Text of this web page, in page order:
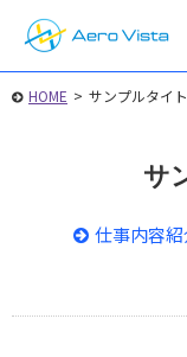
HOME > サンプルタイ
サ
仕事内容紹